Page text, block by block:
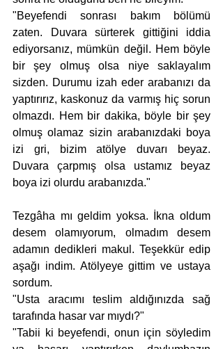
"Beyefendi sonrası bakım bölümü
zaten. Duvara sürterek gittiğini iddia
ediyorsanız, mümkün değil. Hem böyle
bir şey olmuş olsa niye saklayalım
sizden. Durumu izah eder arabanızı da
yaptırırız, kaskonuz da varmış hiç sorun
olmazdı. Hem bir dakika, böyle bir şey
olmuş olamaz sizin arabanızdaki boya
izi gri, bizim atölye duvarı beyaz.
Duvara çarpmış olsa ustamız beyaz
boya izi olurdu arabanızda."
Tezgâha mı geldim yoksa. İkna oldum
desem olamıyorum, olmadım desem
adamın dedikleri makul. Teşekkür edip
aşağı indim. Atölyeye gittim ve ustaya
sordum.
"Usta aracımı teslim aldığınızda sağ
tarafında hasar var mıydı?"
"Tabii ki beyefendi, onun için söyledim